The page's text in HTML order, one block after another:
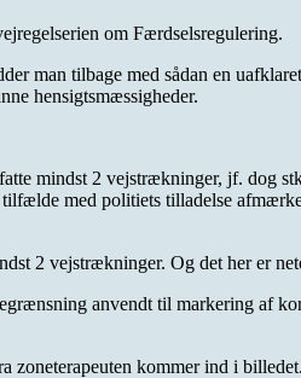
om Færdselsregulering.
man tilbage med sådan en
hensigtsmæssigheder.
mindst 2 vejstrækninger, jf. dog
med politiets tilladelse
2 vejstrækninger. Og det her er
anvendt til markering af
kommer ind i